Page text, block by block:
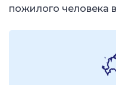
пожилого человека